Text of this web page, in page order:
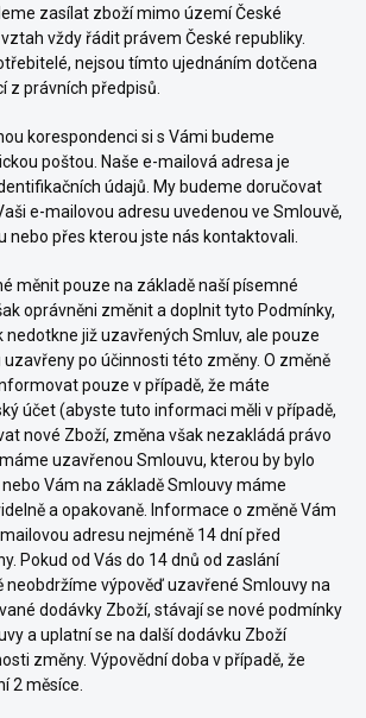
zasílat zboží mimo území České
vždy řádit právem České republiky.
nejsou tímto ujednáním dotčena
z právních předpisů.
korespondenci si s Vámi budeme
poštou. Naše e-mailová adresa je
údajů. My budeme doručovat
e-mailovou adresu uvedenou ve Smlouvě,
nebo přes kterou jste nás kontaktovali.
měnit pouze na základě naší písemné
oprávněni změnit a doplnit tyto Podmínky,
již uzavřených Smluv, ale pouze
po účinnosti této změny. O změně
pouze v případě, že máte
účet (abyste tuto informaci měli v případě,
nové Zboží, změna však nezakládá právo
uzavřenou Smlouvu, kterou by bylo
Vám na základě Smlouvy máme
a opakovaně. Informace o změně Vám
adresu nejméně 14 dní před
Pokud od Vás do 14 dnů od zaslání
výpověď uzavřené Smlouvy na
dodávky Zboží, stávají se nové podmínky
a uplatní se na další dodávku Zboží
změny. Výpovědní doba v případě, že
2 měsíce.